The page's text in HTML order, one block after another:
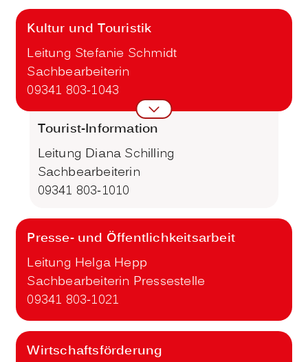
Kultur und Touristik
Leitung Stefanie Schmidt
Sachbearbeiterin
09341 803-1043
Tourist-Information
Leitung Diana Schilling
Sachbearbeiterin
09341 803-1010
Presse- und Öffentlichkeitsarbeit
Leitung Helga Hepp
Sachbearbeiterin Pressestelle
09341 803-1021
Wirtschaftsförderung